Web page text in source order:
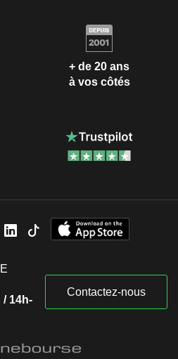
+ de 20 ans
à vos côtés
/ 14h-
Contactez-nous